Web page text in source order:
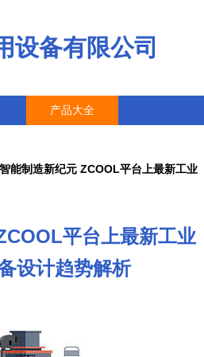
设备有限公司
产品大全
智能制造新纪元 ZCOOL平台上最新工业
平台上最新工业
设计趋势解析